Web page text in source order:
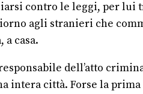
contro le leggi, per lui
agli stranieri che
a casa.
dell’atto
intera città. Forse la